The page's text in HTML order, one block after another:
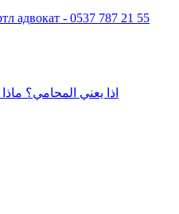
адвокат - 0537 787 21 55
اذا يعني المحامي؟